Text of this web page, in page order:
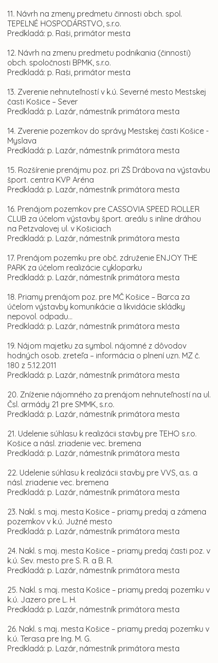
11. Návrh na zmeny predmetu činnosti obch. spol.
TEPELNÉ HOSPODÁRSTVO, s.r.o.
Predkladá: p. Raši, primátor mesta
12. Návrh na zmenu predmetu podnikania (činnosti)
obch. spoločnosti BPMK, s.r.o.
Predkladá: p. Raši, primátor mesta
13. Zverenie nehnuteľností v k.ú. Severné mesto Mestskej
časti Košice – Sever
Predkladá: p. Lazár, námestník primátora mesta
14. Zverenie pozemkov do správy Mestskej časti Košice -
Myslava
Predkladá: p. Lazár, námestník primátora mesta
15. Rozšírenie prenájmu poz. pri ZŠ Drábova na výstavbu
šport. centra KVP Aréna
Predkladá: p. Lazár, námestník primátora mesta
16. Prenájom pozemkov pre CASSOVIA SPEED ROLLER
CLUB za účelom výstavby šport. areálu s inline dráhou
na Petzvalovej ul. v Košiciach
Predkladá: p. Lazár, námestník primátora mesta
17. Prenájom pozemku pre obč. združenie ENJOY THE
PARK za účelom realizácie cykloparku
Predkladá: p. Lazár, námestník primátora mesta
18. Priamy prenájom poz. pre MČ Košice – Barca za
účelom výstavby komunikácie a likvidácie skládky
nepovol. odpadu...
Predkladá: p. Lazár, námestník primátora mesta
19. Nájom majetku za symbol. nájomné z dôvodov
hodných osob. zreteľa – informácia o plnení uzn. MZ č.
180 z 5.12.2011
Predkladá: p. Lazár, námestník primátora mesta
20. Zníženie nájomného za prenájom nehnuteľností na ul.
Čsl. armády 21 pre SMMK, s.r.o.
Predkladá: p. Lazár, námestník primátora mesta
21. Udelenie súhlasu k realizácii stavby pre TEHO s.r.o.
Košice a násl. zriadenie vec. bremena
Predkladá: p. Lazár, námestník primátora mesta
22. Udelenie súhlasu k realizácii stavby pre VVS, a.s. a
násl. zriadenie vec. bremena
Predkladá: p. Lazár, námestník primátora mesta
23. Nakl. s maj. mesta Košice – priamy predaj a zámena
pozemkov v k.ú. Južné mesto
Predkladá: p. Lazár, námestník primátora mesta
24. Nakl. s maj. mesta Košice – priamy predaj časti poz. v
k.ú. Sev. mesto pre S. R. a B. R.
Predkladá: p. Lazár, námestník primátora mesta
25. Nakl. s maj. mesta Košice – priamy predaj pozemku v
k.ú. Jazero pre L. H.
Predkladá: p. Lazár, námestník primátora mesta
26. Nakl. s maj. mesta Košice – priamy predaj pozemku v
k.ú. Terasa pre Ing. M. G.
Predkladá: p. Lazár, námestník primátora mesta